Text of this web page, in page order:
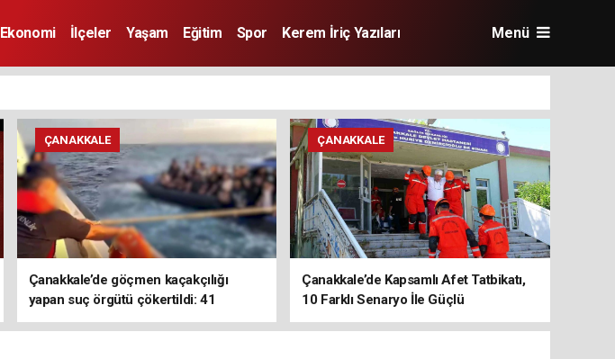
Ekonomi İlçeler Yaşam Eğitim Spor Kerem İriç Yazıları Menü
ÇANAKKALE
Çanakkale’de göçmen kaçakçılığı
yapan suç örgütü çökertildi: 41
tutuklama
ÇANAKKALE
Çanakkale’de Kapsamlı Afet Tatbikatı,
10 Farklı Senaryo İle Güçlü
Koordinasyon